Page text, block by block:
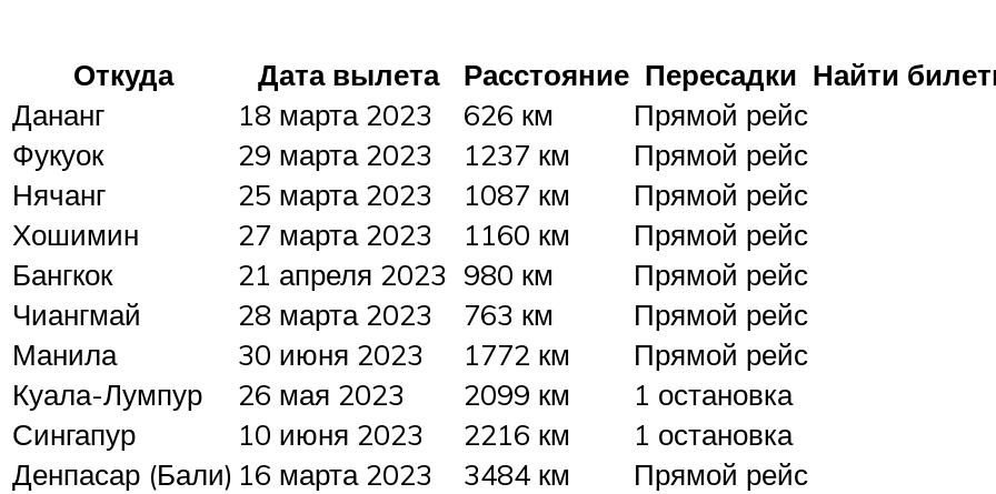
Откуда Дата вылета Расстояние Пересадки Найти
Дананг
18 марта 2023 626 км
Прямой рейс
Фукуок
29 марта 2023 1237 км
Прямой рейс
Нячанг
25 марта 2023 1087 км
Прямой рейс
Хошимин
27 марта 2023 1160 км
Прямой рейс
Бангкок
21 апреля 2023 980 км
Прямой рейс
Чиангмай
28 марта 2023 763 км
Прямой рейс
Манила
30 июня 2023 1772 км
Прямой рейс
Куала-Лумпур
26 мая 2023 2099 км
1 остановка
Сингапур
10 июня 2023 2216 км
1 остановка
Денпасар (Бали) 16 марта 2023 3484 км
Прямой рейс